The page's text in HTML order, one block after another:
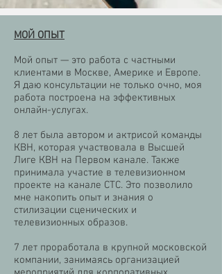
МОЙ ОПЫТ
Мой опыт — это работа с частными
клиентами в Москве, Америке и Европе.
Я даю консультации не только очно, моя
работа построена на эффективных
онлайн-услугах.
8 лет была автором и актрисой команды
КВН, которая участвовала в Высшей
Лиге КВН на Первом канале. Также
принимала участие в телевизионном
проекте на канале СТС. Это позволило
мне накопить опыт и знания о
стилизации сценических и
телевизионных образов.
7 лет проработала в крупной московской
компании, занимаясь организацией